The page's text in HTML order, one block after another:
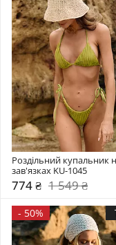
Роздільний купальник
зав'язках KU-1045
774 ₴ 1 549 ₴
- 50%